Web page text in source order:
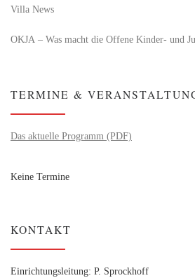
Villa News
OKJA – Was macht die Offene Kinder- und
TERMINE &
Das aktuelle Programm (PDF)
Keine Termine
KONTAKT
Einrichtungsleitung: P. Sprockhoff